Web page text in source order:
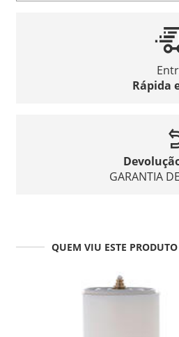
Rápida
GARANTIA
QUEM VIU ESTE